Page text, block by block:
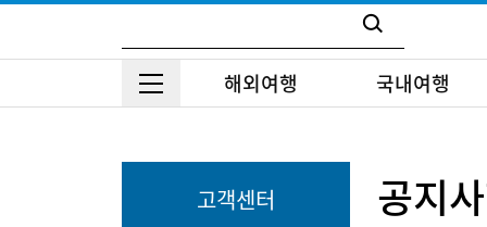
해외여행 국내여행
고객센터 공지